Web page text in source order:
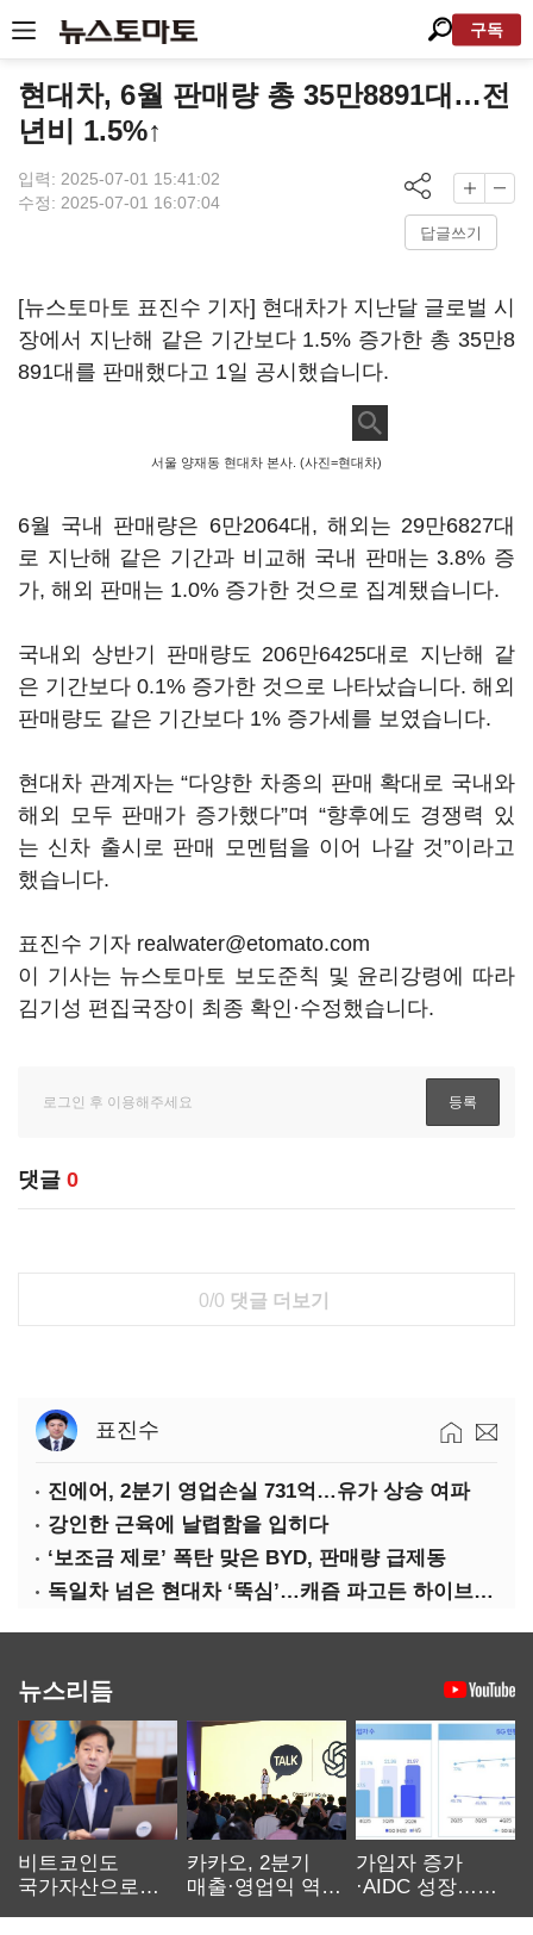
구독
현대차, 6월 판매량 총 35만8891대…전
년비 1.5%↑
입력: 2025-07-01 15:41:02
수정: 2025-07-01 16:07:04
답글쓰기
[뉴스토마토 표진수 기자] 현대차가 지난달 글로벌 시
장에서 지난해 같은 기간보다 1.5% 증가한 총 35만8
891대를 판매했다고 1일 공시했습니다.
서울 양재동 현대차 본사. (사진=현대차)
6월 국내 판매량은 6만2064대, 해외는 29만6827대
로 지난해 같은 기간과 비교해 국내 판매는 3.8% 증
가, 해외 판매는 1.0% 증가한 것으로 집계됐습니다.
국내외 상반기 판매량도 206만6425대로 지난해 같
은 기간보다 0.1% 증가한 것으로 나타났습니다. 해외
판매량도 같은 기간보다 1% 증가세를 보였습니다.
현대차 관계자는 “다양한 차종의 판매 확대로 국내와
해외 모두 판매가 증가했다”며 “향후에도 경쟁력 있
는 신차 출시로 판매 모멘텀을 이어 나갈 것”이라고
했습니다.
표진수 기자 realwater@etomato.com
이 기사는 뉴스토마토 보도준칙 및 윤리강령에 따라
김기성 편집국장이 최종 확인·수정했습니다.
댓글 0
0/0 댓글 더보기
표진수
진에어, 2분기 영업손실 731억…유가 상승 여파
강인한 근육에 날렵함을 입히다
‘보조금 제로’ 폭탄 맞은 BYD, 판매량 급제동
독일차 넘은 현대차 ‘뚝심’…캐즘 파고든 하이브리드 역전극
뉴스리듬
비트코인도
국가자산으로…'
카카오, 2분기
매출·영업익 역대
가입자 증가
·AIDC 성장…